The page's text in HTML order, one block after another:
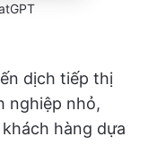
dịch tiếp thị
nghiệp nhỏ,
hàng dựa